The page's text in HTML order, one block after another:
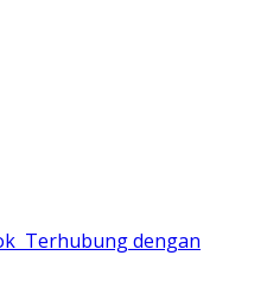
Terhubung dengan